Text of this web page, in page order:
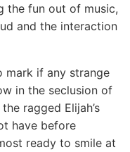
the fun out of music,
and the interaction
mark if any strange
in the seclusion of
ragged Elijah’s
have before
ready to smile at